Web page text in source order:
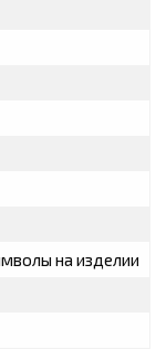
на изделии